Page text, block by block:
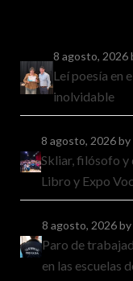
8 agosto, 2026
Leí poesía en
inolvidable
8 agosto, 2026by
Skliar, filósofo y
Libro y Expo
8 agosto, 2026
Paro de
en las escuelas